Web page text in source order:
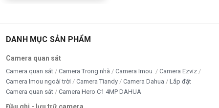
DANH MỤC SẢN PHẨM
Camera quan sát
Camera quan sát Camera Trong nhà Camera Imou
Camera Ezviz
Camera Imou ngoài trời
Camera Tiandy Camera Dahua
Lắp đặt
Camera quan sát
Camera Hero C1 4MP DAHUA